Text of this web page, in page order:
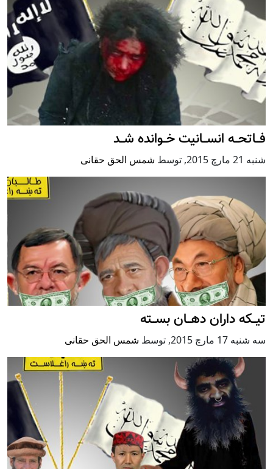
فــاتحــه انســانیت خــوانده شــد
شنبه 21 مارچ 2015 , توسط شمس الحق حقانی
تیــکه داران دهــان بســته
سه شنبه 17 مارچ 2015 , توسط شمس الحق حقانی